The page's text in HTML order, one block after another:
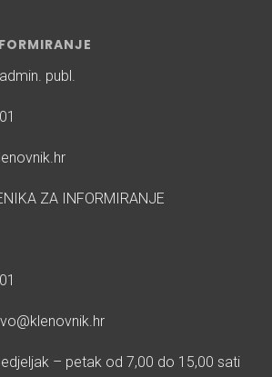
publ.
ZA INFORMIRANJE
– petak od 7,00 do 15,00 sati